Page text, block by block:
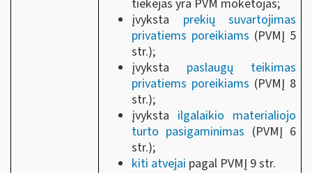
tiekėjas yra PVM mokėtojas;
įvyksta prekių suvartojimas
privatiems poreikiams (PVMĮ 5
str.);
įvyksta paslaugų teikimas
privatiems poreikiams (PVMĮ 8
str.);
įvyksta ilgalaikio materialiojo
turto pasigaminimas (PVMĮ 6
str.);
kiti atvejai pagal PVMĮ 9 str.